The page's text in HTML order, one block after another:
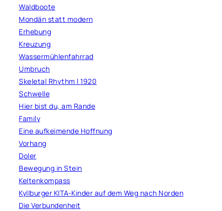
Waldboote
Mondän statt modern
Erhebung
Kreuzung
Wassermühlenfahrrad
Umbruch
Skeletal Rhythm l 1920
Schwelle
Hier bist du, am Rande
Family
Eine aufkeimende Hoffnung
Vorhang
Doler
Bewegung in Stein
Keltenkompass
Kyllburger KITA-Kinder auf dem Weg nach Norden
Die Verbundenheit